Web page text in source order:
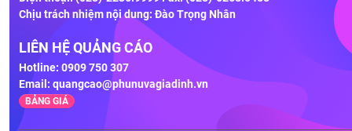
Chịu trách nhiệm nội dung: Đào Trọng Nhân
LIÊN HỆ QUẢNG CÁO
Hotline: 0909 750 307
Email: quangcao@phunuvagiadinh.vn
BẢNG GIÁ